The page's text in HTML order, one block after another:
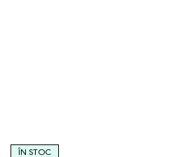
ÎN STOC